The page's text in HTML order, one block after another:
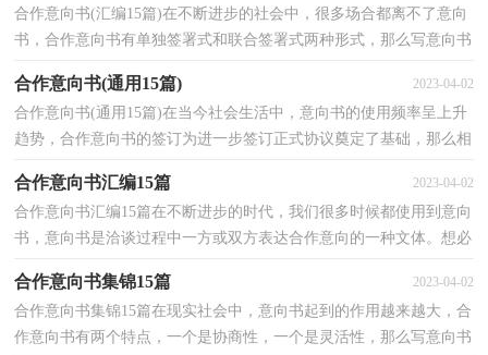
合作意向书(汇编15篇)在不断进步的社会中，很多场合都离不了意向
书，合作意向书有单独签署式和联合签署式两种形式，那么写意向书
合作意向书(通用15篇) 2023-04-02
合作意向书(通用15篇)在当今社会生活中，意向书的使用频率呈上升
趋势，合作意向书的签订为进一步签订正式协议奠定了基础，那么相
合作意向书汇编15篇 2023-04-02
合作意向书汇编15篇在不断进步的时代，我们很多时候都使用到意向
书，意向书是洽谈过程中一方或双方表达合作意向的一种文体。想必
合作意向书集锦15篇 2023-04-02
合作意向书集锦15篇在现实社会中，意向书起到的作用越来越大，合
作意向书有两个特点，一个是协商性，一个是灵活性，那么写意向书